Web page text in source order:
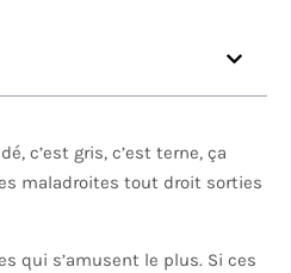
c’est gris, c’est terne, ça
maladroites tout droit sorties
qui s’amusent le plus. Si ces